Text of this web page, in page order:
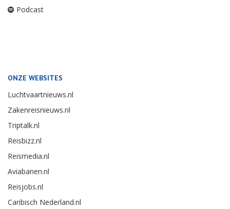
Podcast
ONZE WEBSITES
Luchtvaartnieuws.nl
Zakenreisnieuws.nl
Triptalk.nl
Reisbizz.nl
Reismedia.nl
Aviabanen.nl
Reisjobs.nl
Caribisch Nederland.nl